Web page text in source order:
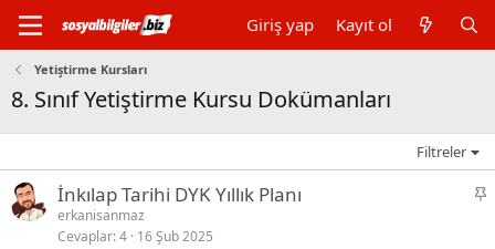
Giriş yap Kayıt ol
Yetiştirme Kursları
8. Sınıf Yetiştirme Kursu Dokümanları
Filtreler
S
İnkılap Tarihi DYK Yıllık Planı
erkanisanmaz
Cevaplar 4 16 Şub 2025